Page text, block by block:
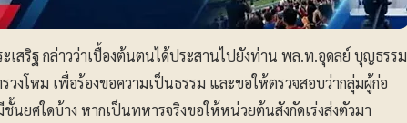
เสริฐ กล่าวว่าเบื้องต้นตนได้ประสานไปยังท่าน พล.ท.อุดลย์ บุญธรรม
วงโหม เพื่อร้องขอความเป็นธรรม และขอให้ตรวจสอบว่ากลุ่มผู้ก่อ
นยศใดบ้าง หากเป็นทหารจริงขอให้หน่วยต้นสังกัดเร่งส่งตัวมา